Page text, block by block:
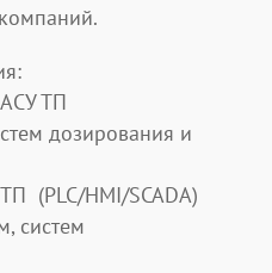
ТП
дозирования и
(PLC/HMI/SCADA)
систем